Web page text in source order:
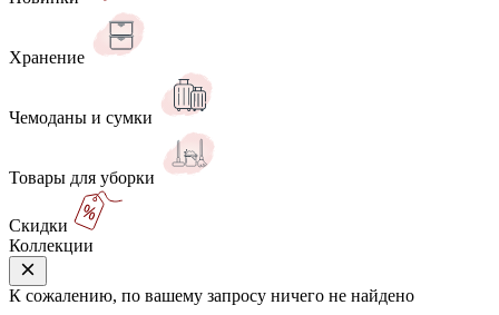
Хранение
Чемоданы и сумки
Товары для уборки
Скидки
Коллекции
К сожалению, по вашему запросу ничего не найдено